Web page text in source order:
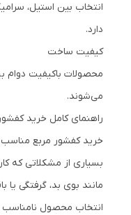
انتخاب بین استیل،
دارد.
کیفیت ساخت
محصولات باکیفیت دوام
می‌شوند.
راهنمای کامل خرید
خرید کفشور مربع
بسیاری از مشکلاتی که
مانند بوی بد، گرفتگی
انتخاب محصول نامناسب